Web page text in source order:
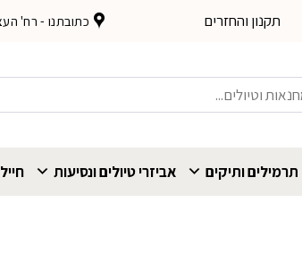
תקנון והחזרים כתובתנו - רח' העצמאות
תרמילים ותיקים אביזרי טיולים ונסיעות